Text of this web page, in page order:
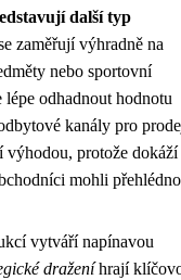
další typ
zaměřují výhradně na
nebo sportovní
odhadnout hodnotu
kanály pro
výhodou, protože dokáží
mohli
vytváří napínavou
draženíhrají